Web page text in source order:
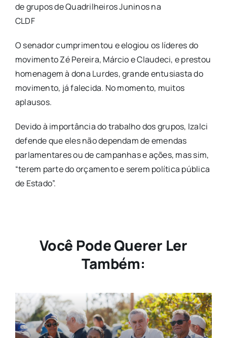
de grupos de Quadrilheiros Juninos na
CLDF
O senador cumprimentou e elogiou os líderes do
movimento Zé Pereira, Márcio e Claudeci, e prestou
homenagem à dona Lurdes, grande entusiasta do
movimento, já falecida. No momento, muitos
aplausos.
Devido à importância do trabalho dos grupos, Izalci
defende que eles não dependam de emendas
parlamentares ou de campanhas e ações, mas sim,
“terem parte do orçamento e serem política pública
de Estado”.
Você Pode Querer Ler
Também: